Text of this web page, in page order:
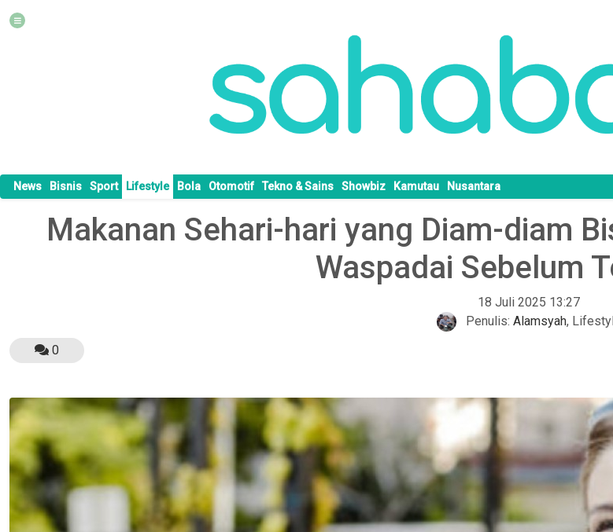
News Bisnis Sport Lifestyle Bola Otomotif Tekno & Sains Showbiz Kamutau Nusantara
Makanan Sehari-hari yang Diam-diam
Waspadai Sebelum
18 Juli 2025 13:27
Penulis: Alamsyah,
0